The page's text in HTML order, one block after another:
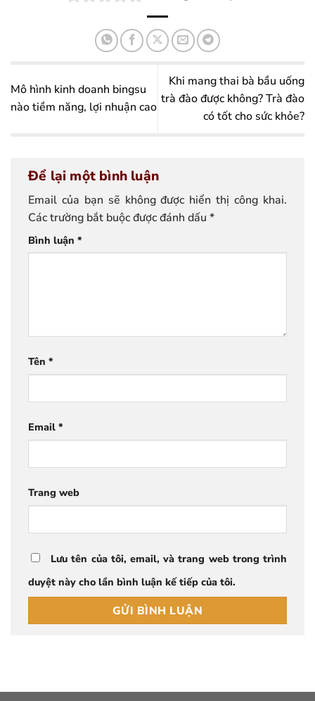
Mô hình kinh doanh bingsu
nào tiềm năng, lợi nhuận cao
Khi mang thai bà bầu uống
trà đào được không? Trà đào
có tốt cho sức khỏe?
Để lại một bình luận
Email của bạn sẽ không được hiển thị công khai.
Các trường bắt buộc được đánh dấu *
Bình luận *
Tên *
Email *
Trang web
Lưu tên của tôi, email, và trang web trong trình
duyệt này cho lần bình luận kế tiếp của tôi.